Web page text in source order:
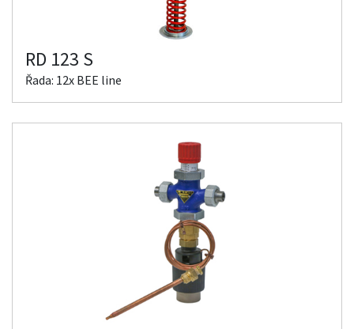
RD 123 S
Řada: 12x BEE line